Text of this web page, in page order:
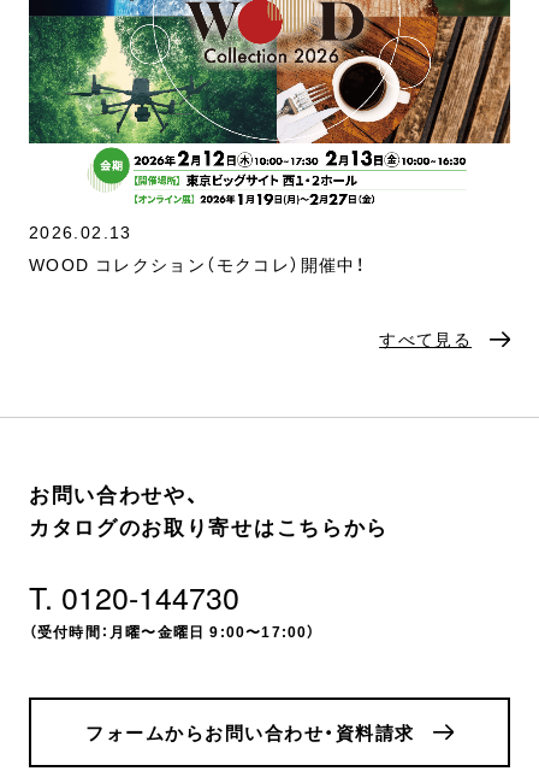
2026.02.13
WOOD コレクション（モクコレ）開催中！
すべて見る
お問い合わせや、
カタログのお取り寄せはこちらから
T. 0120-144730
（受付時間：月曜〜金曜日 9:00〜17:00）
フォームからお問い合わせ・資料請求